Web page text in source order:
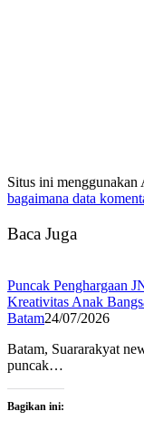
Situs ini menggunakan
bagaimana data
Baca Juga
Puncak Penghargaan
Kreativitas Anak
Batam24/07/2026
Batam, Suararakyat
puncak…
Bagikan ini: